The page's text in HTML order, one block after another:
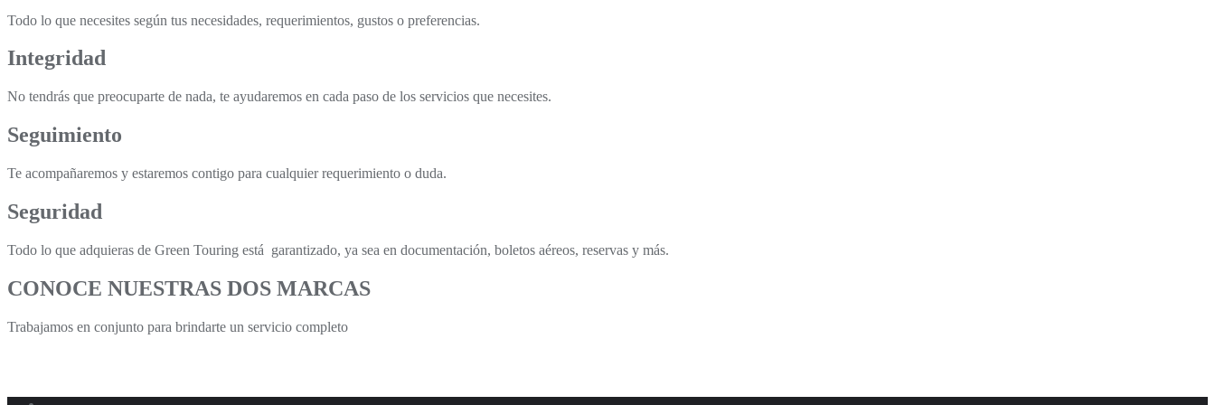
Todo lo que necesites según tus necesidades, requerimientos, gustos o preferencias.
Integridad
No tendrás que preocuparte de nada, te ayudaremos en cada paso de los servicios que necesites.
Seguimiento
Te acompañaremos y estaremos contigo para cualquier requerimiento o duda.
Seguridad
Todo lo que adquieras de Green Touring está garantizado, ya sea en documentación, boletos aéreos, reservas y más.
CONOCE NUESTRAS DOS MARCAS
Trabajamos en conjunto para brindarte un servicio completo